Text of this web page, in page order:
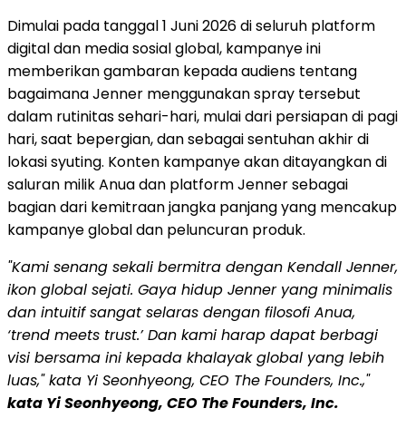
Dimulai pada tanggal 1 Juni 2026 di seluruh platform
digital dan media sosial global, kampanye ini
memberikan gambaran kepada audiens tentang
bagaimana Jenner menggunakan spray tersebut
dalam rutinitas sehari-hari, mulai dari persiapan di pagi
hari, saat bepergian, dan sebagai sentuhan akhir di
lokasi syuting. Konten kampanye akan ditayangkan di
saluran milik Anua dan platform Jenner sebagai
bagian dari kemitraan jangka panjang yang mencakup
kampanye global dan peluncuran produk.
"Kami senang sekali bermitra dengan Kendall Jenner,
ikon global sejati. Gaya hidup Jenner yang minimalis
dan intuitif sangat selaras dengan filosofi Anua,
‘trend meets trust.’ Dan kami harap dapat berbagi
visi bersama ini kepada khalayak global yang lebih
luas," kata Yi Seonhyeong, CEO The Founders, Inc.,"
kata Yi Seonhyeong, CEO The Founders, Inc.